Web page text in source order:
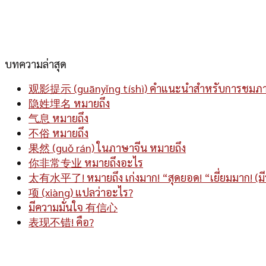
บทความล่าสุด
观影提示 (guānyǐng tíshì) คำแนะนำสำหรับการชม
隐姓埋名 หมายถึง
气息 หมายถึง
不俗 หมายถึง
果然 (guǒ rán) ในภาษาจีน หมายถึง
你非常专业 หมายถึงอะไร
太有水平了! หมายถึง เก่งมาก! “สุดยอด! “เยี่ยมมาก! (
项 (xiàng) แปลว่าอะไร?
มีความมั่นใจ 有信心
表现不错! คือ?